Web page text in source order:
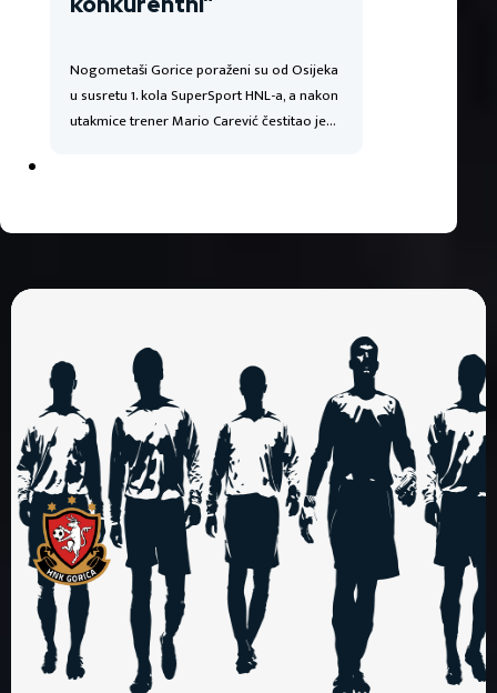
Nogometaši Gorice poraženi su od Osijeka
u susretu 1. kola SuperSport HNL-a, a nakon
utakmice trener Mario Carević čestitao je…